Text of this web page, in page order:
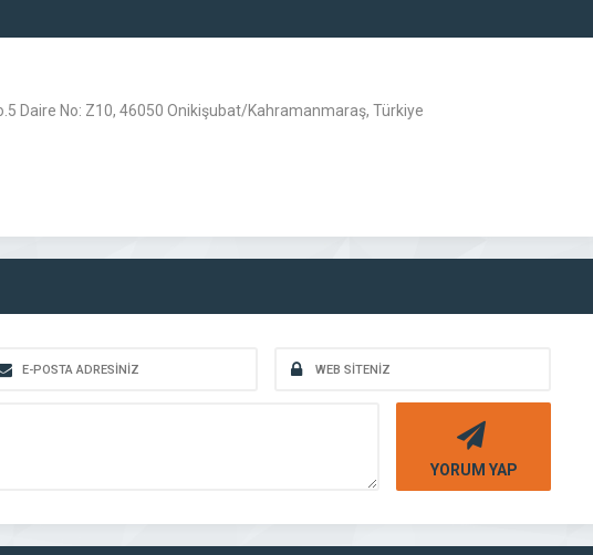
Daire No: Z10, 46050 Onikişubat/Kahramanmaraş, Türkiye
YORUM YAP